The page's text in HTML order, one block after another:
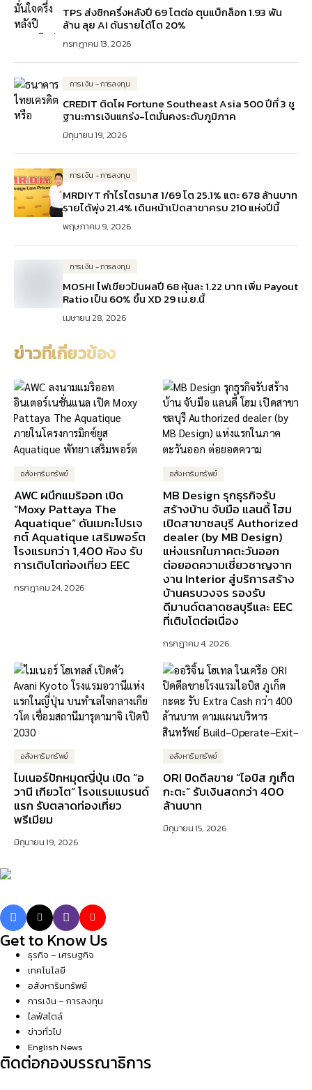
TPS ส่งซิกครึ่งหลังปี 69 โตต่อ ตุนแบ็กล็อก 1.93 พัน
ล้าน ลุย AI ดันรายได้โต 20%
กรกฎาคม 13, 2026
การเงิน - การลงทุน
CREDIT ติดโผ Fortune Southeast Asia 500 ปีที่ 3 ชู
ฐานะการเงินแกร่ง-โตมั่นคงระดับภูมิภาค
มิถุนายน 19, 2026
การเงิน - การลงทุน
MRDIYT กำไรไตรมาส 1/69 โต 25.1% แตะ 678 ล้านบาท
รายได้พุ่ง 21.4% เดินหน้าเปิดสาขาครบ 210 แห่งปีนี้
พฤษภาคม 9, 2026
การเงิน - การลงทุน
MOSHI ไฟเขียวปันผลปี 68 หุ้นละ 1.22 บาท เพิ่ม Payout
Ratio เป็น 60% ขึ้น XD 29 เม.ย.นี้
เมษายน 28, 2026
ข่าวที่เกี่ยวข้อง
อสังหาริมทรัพย์
AWC ผนึกแมริออท เปิด
“Moxy Pattaya The
Aquatique” ดันเมกะโปรเจ
กต์ Aquatique เสริมพอร์ต
โรงแรมกว่า 1,400 ห้อง รับ
การเติบโตท่องเที่ยว EEC
กรกฎาคม 24, 2026
อสังหาริมทรัพย์
MB Design รุกธุรกิจรับ
สร้างบ้าน จับมือ แลนดี้ โฮม
เปิดสาขาชลบุรี Authorized
dealer (by MB Design)
แห่งแรกในภาคตะวันออก
ต่อยอดความเชี่ยวชาญจาก
งาน Interior สู่บริการสร้าง
บ้านครบวงจร รองรับ
ดีมานด์ตลาดชลบุรีและ EEC
ที่เติบโตต่อเนื่อง
กรกฎาคม 4, 2026
อสังหาริมทรัพย์
ไมเนอร์ปักหมุดญี่ปุ่น เปิด “อ
วานี เกียวโต” โรงแรมแบรนด์
แรก รับตลาดท่องเที่ยว
พรีเมียม
มิถุนายน 19, 2026
อสังหาริมทรัพย์
ORI ปิดดีลขาย “ไอบิส ภูเก็ต
กะตะ” รับเงินสดกว่า 400
ล้านบาท
มิถุนายน 15, 2026
Get to Know Us
ธุรกิจ – เศรษฐกิจ
เทคโนโลยี
อสังหาริมทรัพย์
การเงิน – การลงทุน
ไลฟ์สไตล์
ข่าวทั่วไป
English News
ติดต่อกองบรรณาธิการ